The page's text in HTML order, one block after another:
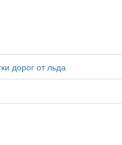
дорог от льда